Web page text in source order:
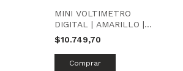
MINI VOLTIMETRO
DIGITAL | AMARILLO |
TBCIN
$10.749,70